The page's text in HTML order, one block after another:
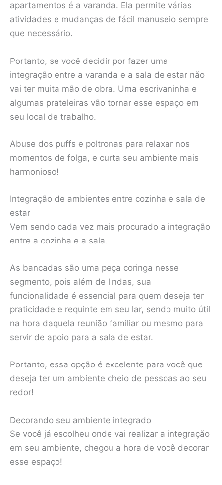
apartamentos é a varanda. Ela permite várias
atividades e mudanças de fácil manuseio sempre
que necessário.
Portanto, se você decidir por fazer uma
integração entre a varanda e a sala de estar não
vai ter muita mão de obra. Uma escrivaninha e
algumas prateleiras vão tornar esse espaço em
seu local de trabalho.
Abuse dos puffs e poltronas para relaxar nos
momentos de folga, e curta seu ambiente mais
harmonioso!
Integração de ambientes entre cozinha e sala de
estar
Vem sendo cada vez mais procurado a integração
entre a cozinha e a sala.
As bancadas são uma peça coringa nesse
segmento, pois além de lindas, sua
funcionalidade é essencial para quem deseja ter
praticidade e requinte em seu lar, sendo muito útil
na hora daquela reunião familiar ou mesmo para
servir de apoio para a sala de estar.
Portanto, essa opção é excelente para você que
deseja ter um ambiente cheio de pessoas ao seu
redor!
Decorando seu ambiente integrado
Se você já escolheu onde vai realizar a integração
em seu ambiente, chegou a hora de você decorar
esse espaço!